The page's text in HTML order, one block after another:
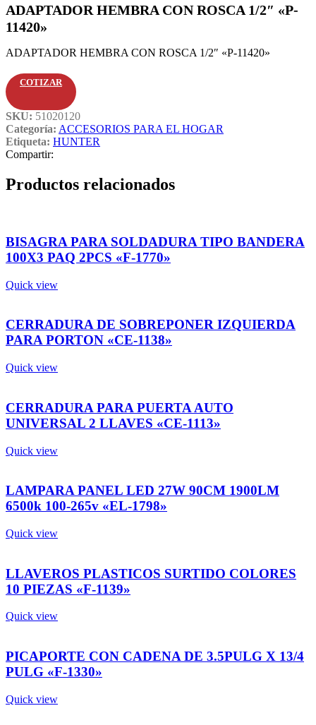
ADAPTADOR HEMBRA CON ROSCA 1/2″ «P-
11420»
ADAPTADOR HEMBRA CON ROSCA 1/2″ «P-11420»
COTIZAR
SKU: 51020120
Categoría: ACCESORIOS PARA EL HOGAR
Etiqueta: HUNTER
Compartir:
Productos relacionados
BISAGRA PARA SOLDADURA TIPO BANDERA
100X3 PAQ 2PCS «F-1770»
Quick view
CERRADURA DE SOBREPONER IZQUIERDA
PARA PORTON «CE-1138»
Quick view
CERRADURA PARA PUERTA AUTO
UNIVERSAL 2 LLAVES «CE-1113»
Quick view
LAMPARA PANEL LED 27W 90CM 1900LM
6500k 100-265v «EL-1798»
Quick view
LLAVEROS PLASTICOS SURTIDO COLORES
10 PIEZAS «F-1139»
Quick view
PICAPORTE CON CADENA DE 3.5PULG X 13/4
PULG «F-1330»
Quick view